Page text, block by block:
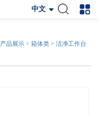
中文
产品展示> 箱体类> 洁净工作台